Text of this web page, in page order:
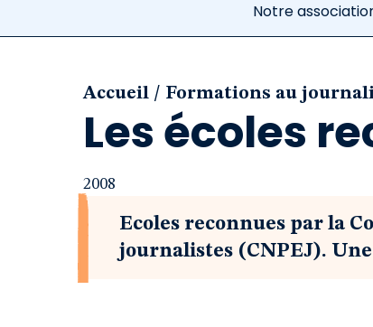
Notre
Accueil / Formations au
Les écoles
2008
Ecoles reconnues par la
journalistes (CNPEJ).